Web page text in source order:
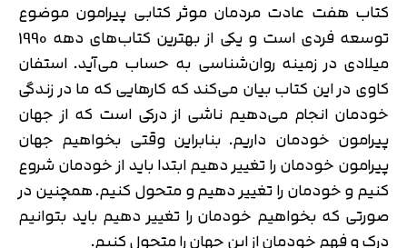
کتاب هفت عادت مردمان موثر کتابی پیرامون موضوع
توسعه فردی است و یکی از بهترین کتاب‌های دهه 1990
میلادی در زمینه روان‌شناسی به حساب می‌آید. استفان
کاوی در این کتاب بیان می‌کند که کارهایی که ما در زندگی
خودمان انجام می‌دهیم ناشی از درکی است که از جهان
پیرامون خودمان داریم. بنابراین وقتی بخواهیم جهان
پیرامون خودمان را تغییر دهیم ابتدا باید از خودمان شروع
کنیم و خودمان را تغییر دهیم و متحول کنیم. همچنین در
صورتی که بخواهیم خودمان را تغییر دهیم باید بتوانیم
درک و فهم خودمان از این جهان را متحول کنیم.